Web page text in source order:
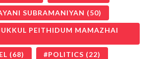
SUBRAMANIYAN (50)
PEITHIDUM MAMAZHAI
(68) POLITICS (22)